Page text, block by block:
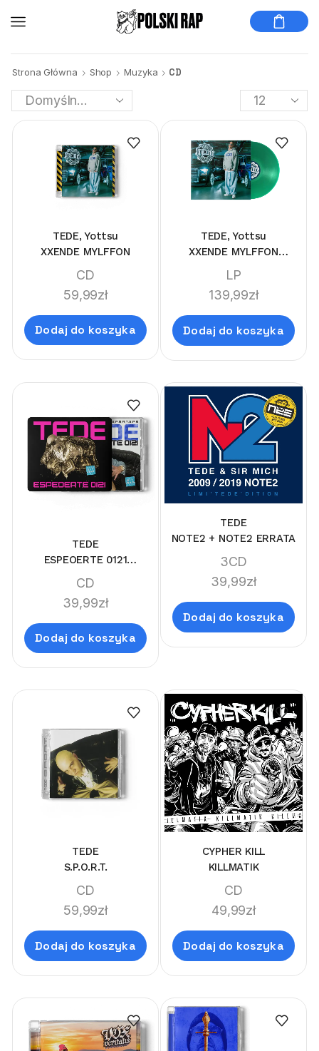
Strona Główna Shop Muzyka CD
TEDE, Yottsu
XXENDE MYLFFON
CD
59,99zł
Dodaj do koszyka
TEDE, Yottsu
XXENDE MYLFFON
LIMITEDE LP
LP
139,99zł
Dodaj do koszyka
TEDE
ESPEOERTE 0121
CD
39,99zł
Dodaj do koszyka
TEDE
NOTE2 + NOTE2 ERRATA
3CD
39,99zł
Dodaj do koszyka
TEDE
S.P.O.R.T.
CD
59,99zł
Dodaj do koszyka
CYPHER KILL
KILLMATIK
CD
49,99zł
Dodaj do koszyka